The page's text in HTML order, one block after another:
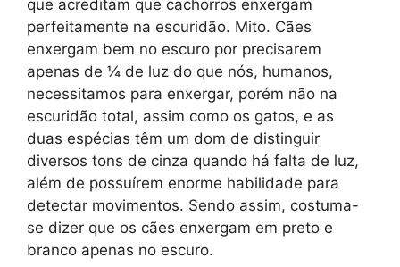
que acreditam que cachorros enxergam
perfeitamente na escuridão. Mito. Cães
enxergam bem no escuro por precisarem
apenas de ¼ de luz do que nós, humanos,
necessitamos para enxergar, porém não na
escuridão total, assim como os gatos, e as
duas espécias têm um dom de distinguir
diversos tons de cinza quando há falta de luz,
além de possuírem enorme habilidade para
detectar movimentos. Sendo assim, costuma-
se dizer que os cães enxergam em preto e
branco apenas no escuro.